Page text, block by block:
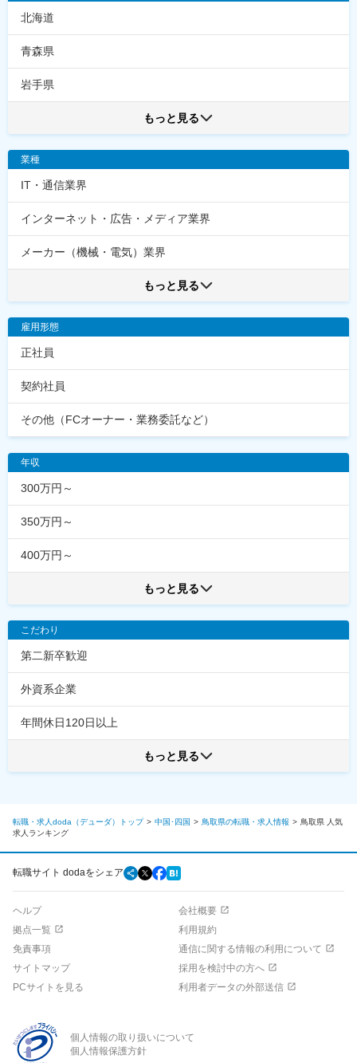
北海道
青森県
岩手県
もっと見る
業種
IT・通信業界
インターネット・広告・メディア業界
メーカー（機械・電気）業界
もっと見る
雇用形態
正社員
契約社員
その他（FCオーナー・業務委託など）
年収
300万円～
350万円～
400万円～
もっと見る
こだわり
第二新卒歓迎
外資系企業
年間休日120日以上
もっと見る
転職・求人doda（デューダ）トップ 中国･四国 鳥取県の転職・求人情報 鳥取県 人気
求人ランキング
転職サイト dodaをシェア
ヘルプ
会社概要
拠点一覧
利用規約
免責事項
通信に関する情報の利用について
サイトマップ
採用を検討中の方へ
PCサイトを見る
利用者データの外部送信
個人情報の取り扱いについて
個人情報保護方針